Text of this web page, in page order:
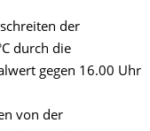
der
durch die
gegen 16.00 Uhr
von der